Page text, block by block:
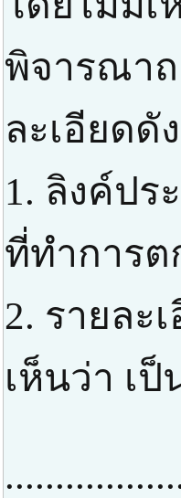
พิจารณาถ
ละเอียดดั
1. ลิงค์ป
ที่ทำการ
2. รายละ
เห็นว่า เ